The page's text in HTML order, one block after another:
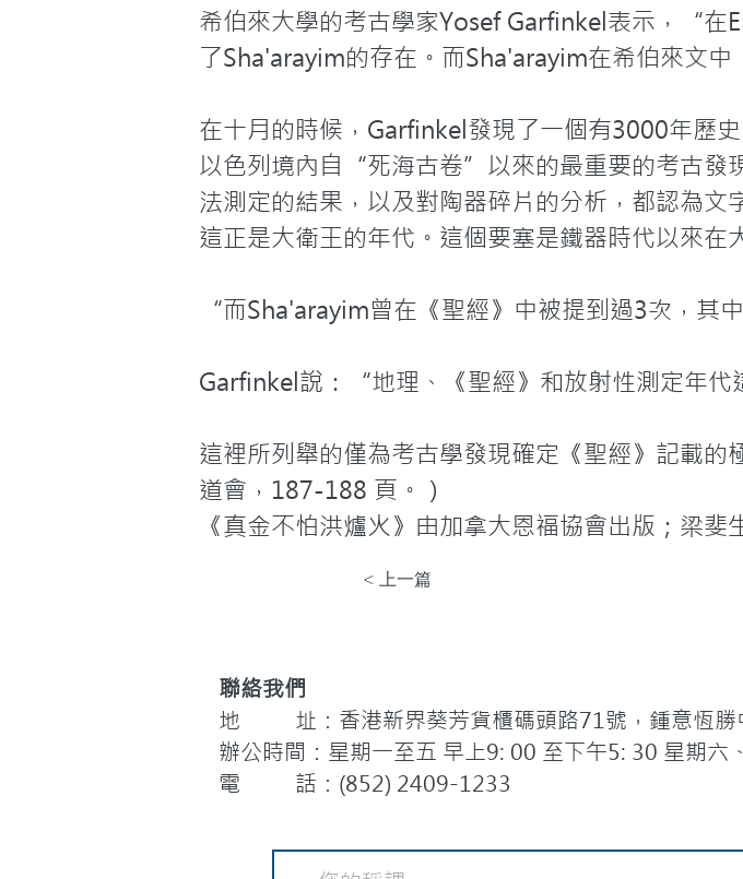
希伯來大學的考古學家Yosef Garfinkel表示，“在
了Sha'arayim的存在。而Sha'arayim在希伯來文
在十月的時候，Garfinkel發現了一個有3000年歷
以色列境內自“死海古卷”以來的最重要的考古發
法測定的結果，以及對陶器碎片的分析，都認為
這正是大衛王的年代。這個要塞是鐵器時代以來在
“而Sha'arayim曾在《聖經》中被提到過3次，其
Garfinkel說：“地理、《聖經》和放射性測定年代
這裡所列舉的僅為考古學發現確定《聖經》記載
道會，187-188 頁。）
《真金不怕洪爐火》由加拿大恩福協會出版；梁
< 上一篇
聯絡我們
地 址：香港新界葵芳貨櫃碼頭路71號，鍾意恆勝
辦公時間：星期一至五 早上9: 00 至下午5: 30 星期六
電 話：(852) 2409-1233